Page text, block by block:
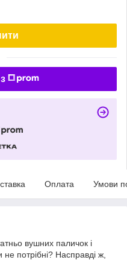
Оплата Умови
вушних паличок і
потрібні? Насправді ж,